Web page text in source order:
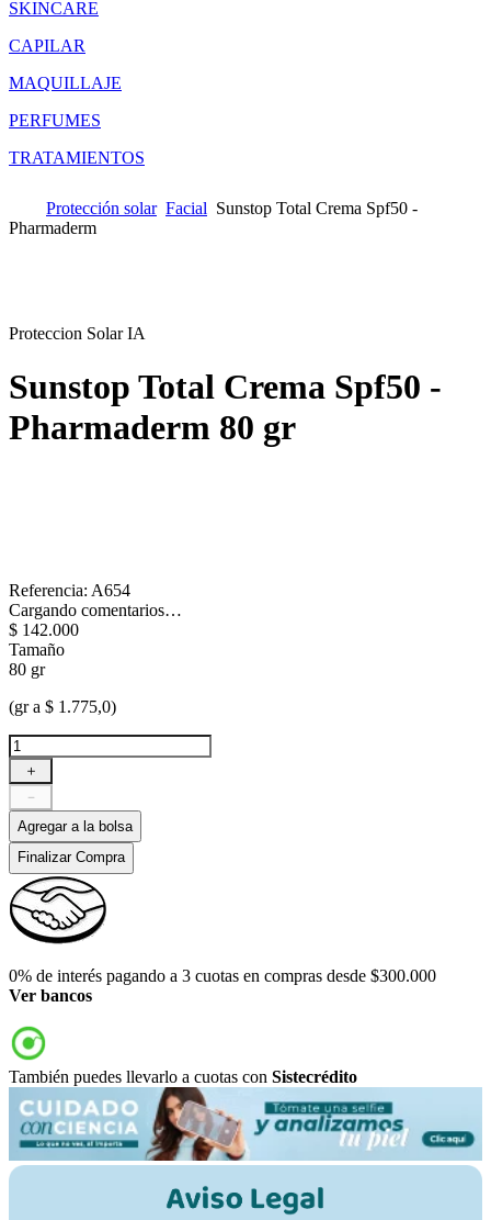
SKINCARE
CAPILAR
MAQUILLAJE
PERFUMES
TRATAMIENTOS
Protección solar Facial Sunstop Total Crema Spf50 -
Pharmaderm
Proteccion Solar IA
Sunstop Total Crema Spf50 -
Pharmaderm 80 gr
Referencia: A654
Cargando comentarios…
$ 142.000
Tamaño
80 gr
(gr a $ 1.775,0)
＋
－
Agregar a la bolsa
Finalizar Compra
0% de interés pagando a 3 cuotas en compras desde $300.000
Ver bancos
También puedes llevarlo a cuotas con Sistecrédito